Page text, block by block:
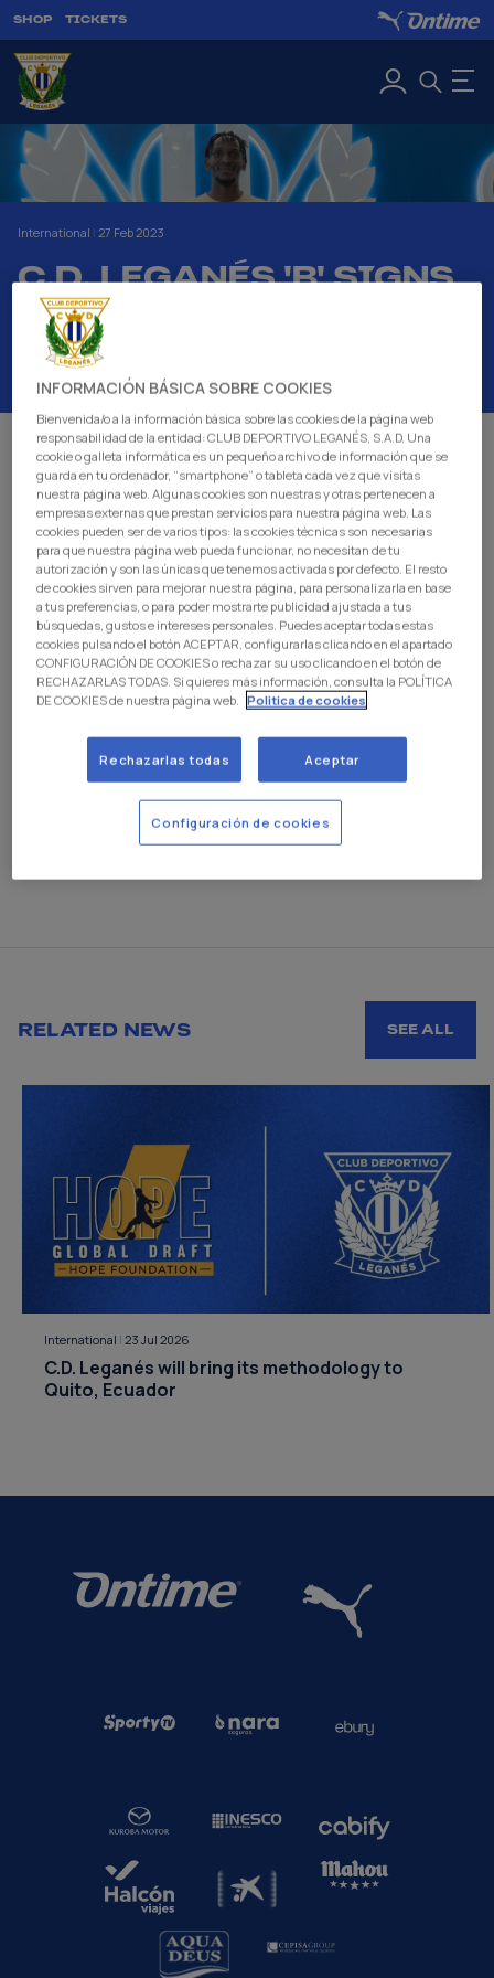
SHOP TICKETS
International | 27 Feb 2023
C.D. LEGANÉS 'B' SIGNS
UGANDA
INTERNATIONAL LEFT
BACK AZIZ KAYONDO
CD. Leganés 'B' signs the Uganda international left
back Aziz Kayondo. The young player has 15
appearences with Uganda senior national team
becoming the starting left back of the team.
Aziz Kayondo is a full international with Uganda, and is
also considered one of the best promises in Africa. At
the U-20 Africa Cup of Nations he was voted the best
left back. He began his career with Vipers FC of the
Uganda First Division. Later, he signed with MFK Vyskov in
the Czech Republic and was immediately loaned out to
Real Monarchs in the MLS Next professional league in
the United States. Now he lands in Leganés to reinforce
the C.D. Leganés 'B' team.
The club wishes him the best of luck in this new stage as
RELATED NEWS SEE ALL
International | 23 Jul 2026
C.D. Leganés will bring its methodology to
Quito, Ecuador
INFORMACIÓN BÁSICA SOBRE COOKIES
Bienvenida/o a la información básica sobre las cookies de la página web
responsabilidad de la entidad: CLUB DEPORTIVO LEGANÉS, S.A.D. Una
cookie o galleta informática es un pequeño archivo de información que se
guarda en tu ordenador, “smartphone” o tableta cada vez que visitas
nuestra página web. Algunas cookies son nuestras y otras pertenecen a
empresas externas que prestan servicios para nuestra página web. Las
cookies pueden ser de varios tipos: las cookies técnicas son necesarias
para que nuestra página web pueda funcionar, no necesitan de tu
autorización y son las únicas que tenemos activadas por defecto. El resto
de cookies sirven para mejorar nuestra página, para personalizarla en base
a tus preferencias, o para poder mostrarte publicidad ajustada a tus
búsquedas, gustos e intereses personales. Puedes aceptar todas estas
cookies pulsando el botón ACEPTAR, configurarlas clicando en el apartado
CONFIGURACIÓN DE COOKIES o rechazar su uso clicando en el botón de
RECHAZARLAS TODAS. Si quieres más información, consulta la POLÍTICA
DE COOKIES de nuestra página web. Politica de cookies
Rechazarlas todas Aceptar
Configuración de cookies